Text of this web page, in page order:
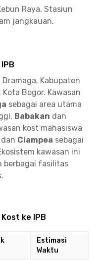
Raya, Stasiun
jangkauan.
Kabupaten
Bogor. Kawasan
sebagai area utama
Babakan dan
kost mahasiswa
dan Ciampea sebagai
kawasan ini
berbagai fasilitas
ke IPB
Estimasi
Waktu